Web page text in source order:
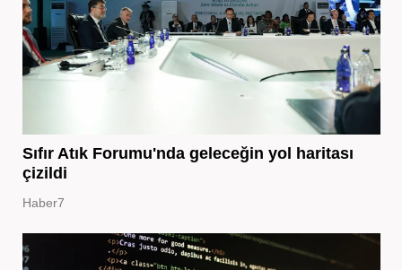
Sıfır Atık Forumu'nda geleceğin yol haritası
çizildi
Haber7